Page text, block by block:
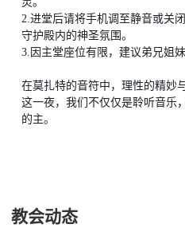
2.进堂后请将手机调至静音或关
守护殿内的神圣氛围。
3. 因主堂座位有限，建议弟兄姐妹
在莫扎特的音符中，理性的精妙
这一夜，我们不仅仅是聆听音乐
的主。
教会动态